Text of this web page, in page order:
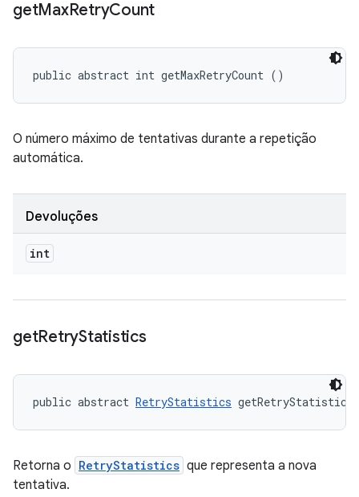
getMaxRetryCount
public abstract int getMaxRetryCount ()
O número máximo de tentativas durante a repetição
automática.
Devoluções
int
getRetryStatistics
public abstract RetryStatistics
Retorna o RetryStatistics que representa a nova
tentativa.